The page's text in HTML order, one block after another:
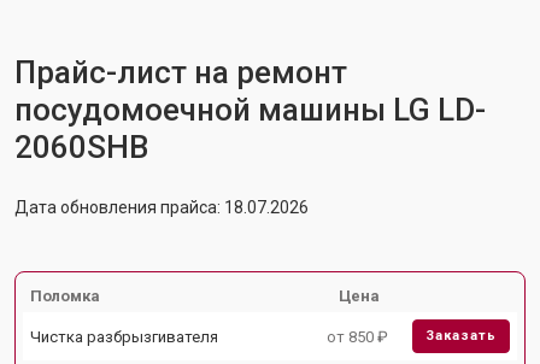
Прайс-лист на ремонт
посудомоечной машины LG LD-
2060SHB
Дата обновления прайса: 18.07.2026
Поломка Цена
Чистка разбрызгивателя от 850 ₽ Заказать